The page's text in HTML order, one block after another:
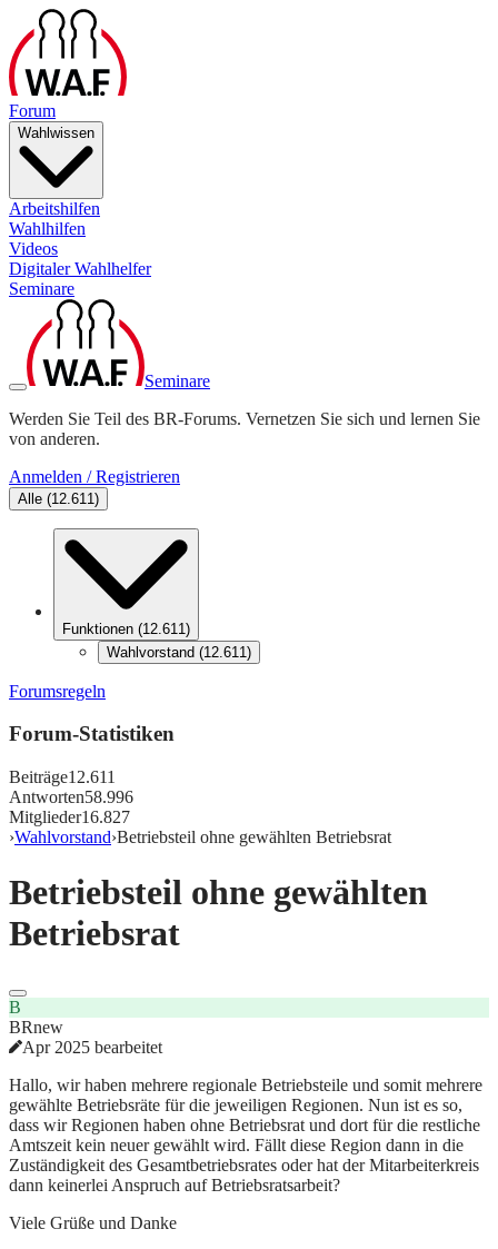
Forum
Wahlwissen
Arbeitshilfen
Wahlhilfen
Videos
Digitaler Wahlhelfer
Seminare
Seminare
Werden Sie Teil des BR-Forums. Vernetzen Sie sich und lernen Sie
von anderen.
Anmelden / Registrieren
Alle (12.611)
Funktionen (12.611)
Wahlvorstand (12.611)
Forumsregeln
Forum-Statistiken
Beiträge12.611
Antworten58.996
Mitglieder16.827
›Wahlvorstand›Betriebsteil ohne gewählten Betriebsrat
Betriebsteil ohne gewählten
Betriebsrat
B
BRnew
Apr 2025 bearbeitet
Hallo, wir haben mehrere regionale Betriebsteile und somit mehrere
gewählte Betriebsräte für die jeweiligen Regionen. Nun ist es so,
dass wir Regionen haben ohne Betriebsrat und dort für die restliche
Amtszeit kein neuer gewählt wird. Fällt diese Region dann in die
Zuständigkeit des Gesamtbetriebsrates oder hat der Mitarbeiterkreis
dann keinerlei Anspruch auf Betriebsratsarbeit?
Viele Grüße und Danke